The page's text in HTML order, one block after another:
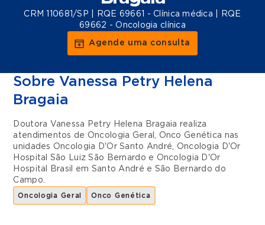
CRM 110681/SP | RQE 69661 - Clínica médica | RQE
69662 - Oncologia clínica
Agende uma consulta
Sobre Vanessa Petry Helena
Bragaia
Doutora Vanessa Petry Helena Bragaia realiza
atendimentos de Oncologia Geral, Onco Genética nas
unidades Oncologia D'Or Santo André, Oncologia D'Or
Hospital São Luiz São Bernardo e Oncologia D'Or
Hospital Brasil
em Santo André e São Bernardo do
Campo.
Oncologia Geral Onco Genética